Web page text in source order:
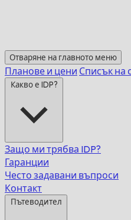
Отваряне на главното меню
Планове и цени Списък на
Какво е IDP?
Защо ми трябва IDP?
Гаранции
Често задавани въпроси
Контакт
Пътеводител